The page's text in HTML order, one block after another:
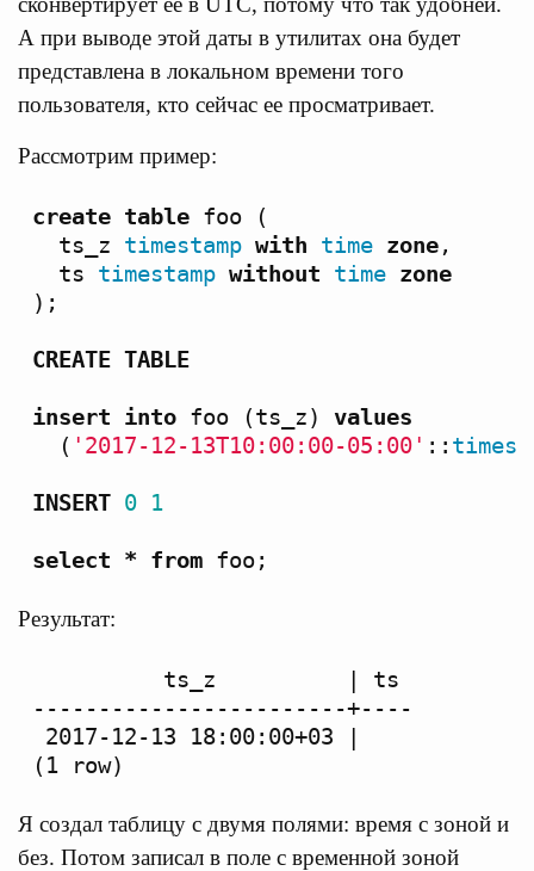
А при выводе этой даты в утилитах она будет
представлена в локальном времени того
пользователя, кто сейчас ее просматривает.
Рассмотрим пример:
create table foo
(
ts_z timestamp with time zone,
ts timestamp without time zone
);
CREATE TABLE
insert into foo (ts_z)
values
( '2017-12-13T10:00:00-05:00' ::
INSERT 0 1
select * from foo;
Результат:
          ts_z          | ts
------------------------+----
2017-12-13 18:00:00+03 |
Я создал таблицу с двумя полями: время с зоной и
без. Потом записал в поле с временной зоной